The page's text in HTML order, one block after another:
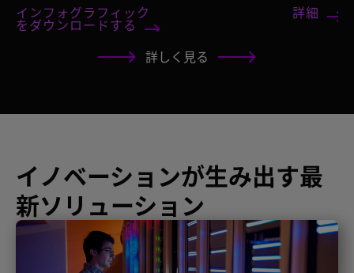
インフォグラフィック
をダウンロードする
詳細
詳しく見る
イノベーションが生み出す最
新ソリューション